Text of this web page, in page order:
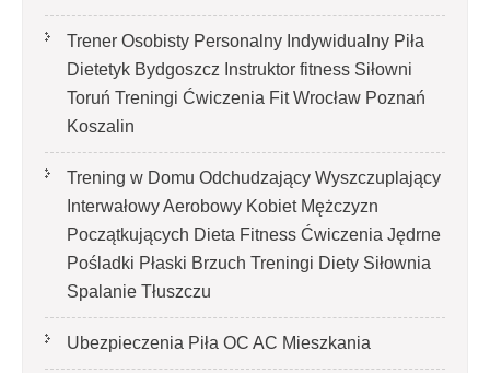
Trener Osobisty Personalny Indywidualny Piła
Dietetyk Bydgoszcz Instruktor fitness Siłowni
Toruń Treningi Ćwiczenia Fit Wrocław Poznań
Koszalin
Trening w Domu Odchudzający Wyszczuplający
Interwałowy Aerobowy Kobiet Mężczyzn
Początkujących Dieta Fitness Ćwiczenia Jędrne
Pośladki Płaski Brzuch Treningi Diety Siłownia
Spalanie Tłuszczu
Ubezpieczenia Piła OC AC Mieszkania